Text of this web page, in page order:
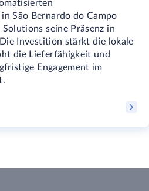
São Bernardo do Campo
seine Präsenz in
Investition stärkt die lokale
die Lieferfähigkeit und
Engagement im